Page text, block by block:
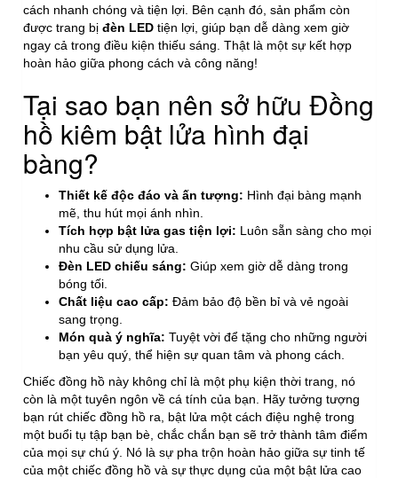
cách nhanh chóng và tiện lợi. Bên cạnh đó, sản phẩm còn
được trang bị đèn LED tiện lợi, giúp bạn dễ dàng xem giờ
ngay cả trong điều kiện thiếu sáng. Thật là một sự kết hợp
hoàn hảo giữa phong cách và công năng!
Tại sao bạn nên sở hữu Đồng
hồ kiêm bật lửa hình đại
bàng?
Thiết kế độc đáo và ấn tượng: Hình đại bàng mạnh
mẽ, thu hút mọi ánh nhìn.
Tích hợp bật lửa gas tiện lợi: Luôn sẵn sàng cho mọi
nhu cầu sử dụng lửa.
Đèn LED chiếu sáng: Giúp xem giờ dễ dàng trong
bóng tối.
Chất liệu cao cấp: Đảm bảo độ bền bỉ và vẻ ngoài
sang trọng.
Món quà ý nghĩa: Tuyệt vời để tặng cho những người
bạn yêu quý, thể hiện sự quan tâm và phong cách.
Chiếc đồng hồ này không chỉ là một phụ kiện thời trang, nó
còn là một tuyên ngôn về cá tính của bạn. Hãy tưởng tượng
bạn rút chiếc đồng hồ ra, bật lửa một cách điệu nghệ trong
một buổi tụ tập bạn bè, chắc chắn bạn sẽ trở thành tâm điểm
của mọi sự chú ý. Nó là sự pha trộn hoàn hảo giữa sự tinh tế
của một chiếc đồng hồ và sự thực dụng của một bật lửa cao